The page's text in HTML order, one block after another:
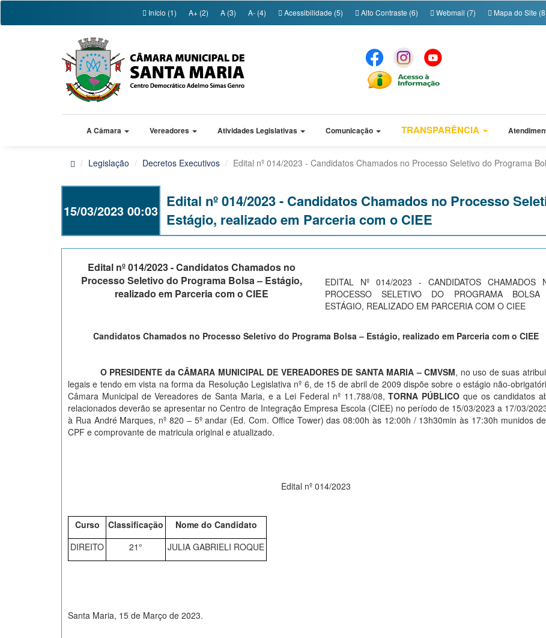
Início (1) A+ (2) A (3) A- (4) Acessibilidade (5) Alto Contraste (6) Webmail (7) Mapa do Site
A Câmara Vereadores Atividades Legislativas Comunicação TRANSPARÊNCIA
Legislação Decretos Executivos Edital nº 014/2023 - Candidatos Chamados no Processo Seletivo do Programa
15/03/2023 00:03
Edital nº 014/2023 - Candidatos Chamados no Processo
Estágio, realizado em Parceria com o CIEE
Edital nº 014/2023 - Candidatos Chamados no
Processo Seletivo do Programa Bolsa – Estágio,
realizado em Parceria com o CIEE
EDITAL Nº 014/2023 - CANDIDATOS CHAMADOS
PROCESSO SELETIVO DO PROGRAMA
ESTÁGIO, REALIZADO EM PARCERIA COM O CIEE
Candidatos Chamados no Processo Seletivo do Programa Bolsa – Estágio, realizado em Parceria com o CIEE
O PRESIDENTE da CÂMARA MUNICIPAL DE VEREADORES DE SANTA MARIA – CMVSM, no uso de suas
legais e tendo em vista na forma da Resolução Legislativa nº 6, de 15 de abril de 2009 dispõe sobre o estágio não-
Câmara Municipal de Vereadores de Santa Maria, e a Lei Federal nº 11.788/08,TORNA PÚBLICO que os candidatos
relacionados deverão se apresentar no Centro de Integração Empresa Escola (CIEE) no período de 15/03/2023 a 17/03/
à Rua André Marques, nº 820 – 5º andar (Ed. Com. Office Tower) das 08:00h às 12:00h / 13h30min às 17:30h munidos
CPF e comprovante de matricula original e atualizado.
Edital nº 014/2023
Curso Classificação
Nome do Candidato
DIREITO
21° JULIA GABRIELI ROQUE
Santa Maria, 15 de Março de 2023.